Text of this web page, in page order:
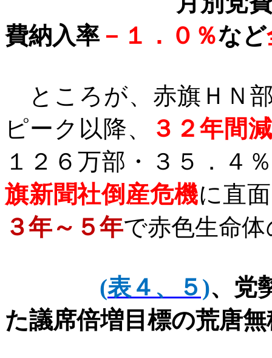
費納入率 －１．０％など
ところが、赤旗ＨＮ
ピーク以降、
３２年間
１２６万部・３５．４
旗新聞社倒産危機に直
３年～５年で赤色生命体
(表４、５)、党
た議席倍増目標の荒唐